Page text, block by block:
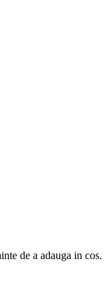
de a adauga in cos.